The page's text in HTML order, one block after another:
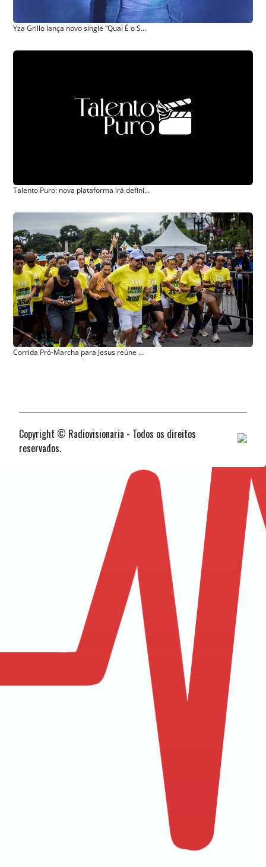
Yza Grillo lança novo single “Qual É o Som do Céu?”
Talento Puro: nova plataforma irá definir equipe do primeiro filme dos Kendrick no Brasil
Corrida Pró-Marcha para Jesus reúne mais de 6 mil participantes em São Paulo
Copyright © Radiovisionaria - Todos os direitos
reservados.